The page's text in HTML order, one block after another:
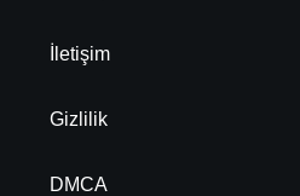
İletişim
Gizlilik
DMCA